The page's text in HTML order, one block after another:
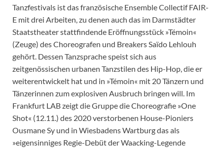
Tanzfestivals ist das französische Ensemble Collectif FAIR-
E mit drei Arbeiten, zu denen auch das im Darmstädter
Staatstheater stattfindende Eröffnungsstück »Témoin«
(Zeuge) des Choreografen und Breakers Saïdo Lehlouh
gehört. Dessen Tanzsprache speist sich aus
zeitgenössischen urbanen Tanzstilen des Hip-Hop, die er
weiterentwickelt hat und in »Témoin« mit 20 Tänzern und
Tänzerinnen zum explosiven Ausbruch bringen will. Im
Frankfurt LAB zeigt die Gruppe die Choreografie »One
Shot« (12.11.) des 2020 verstorbenen House-Pioniers
Ousmane Sy und in Wiesbadens Wartburg das als
»eigensinniges Regie-Debüt der Waacking-Legende